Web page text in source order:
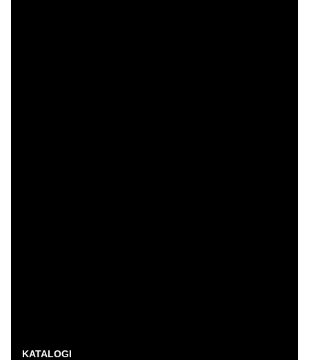
KATALOGI